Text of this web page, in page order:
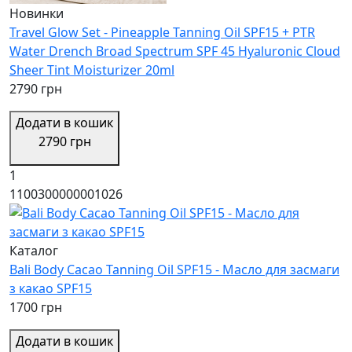
Новинки
Travel Glow Set - Pineapple Tanning Oil SPF15 + PTR
Water Drench Broad Spectrum SPF 45 Hyaluronic Cloud
Sheer Tint Moisturizer 20ml
2790 грн
Додати в кошик
2790 грн
1
1100300000001026
Каталог
Bali Body Cacao Tanning Oil SPF15 - Масло для засмаги
з какао SPF15
1700 грн
Додати в кошик